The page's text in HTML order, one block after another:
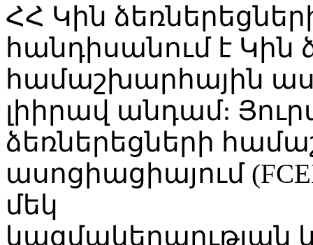
ՀՀ Կին
հանդիսանում է Կին
համաշխարհային
լիիրավ անդամ:
ձեռներեցների
ասոցիացիայում
մեկ
կազմակերպության